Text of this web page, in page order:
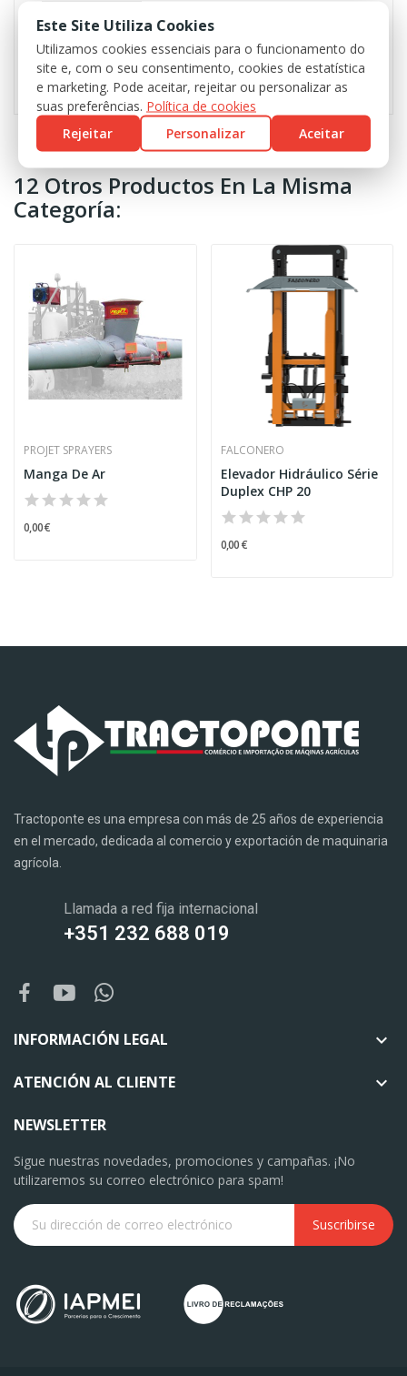
12 Otros Productos En La Misma
Categoría:
PROJET SPRAYERS
Manga De Ar
0,00 €
FALCONERO
Elevador Hidráulico Série
Duplex CHP 20
0,00 €
Tractoponte es una empresa con más de 25 años de experiencia
en el mercado, dedicada al comercio y exportación de maquinaria
agrícola.
Llamada a red fija internacional
+351 232 688 019
INFORMACIÓN LEGAL 
ATENCIÓN AL CLIENTE 
NEWSLETTER
Sigue nuestras novedades, promociones y campañas. ¡No
utilizaremos su correo electrónico para spam!
Suscribirse
Este Site Utiliza Cookies
Utilizamos cookies essenciais para o funcionamento do
site e, com o seu consentimento, cookies de estatística
e marketing. Pode aceitar, rejeitar ou personalizar as
suas preferências. Política de cookies
Rejeitar
Personalizar Aceitar